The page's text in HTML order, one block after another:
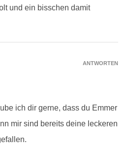
und ein bisschen damit
ich dir gerne, dass du Emmer
mir sind bereits deine leckeren
ANTWORTEN